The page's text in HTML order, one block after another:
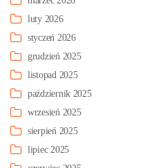
luty 2026
styczeń 2026
grudzień 2025
listopad 2025
październik 2025
wrzesień 2025
sierpień 2025
lipiec 2025